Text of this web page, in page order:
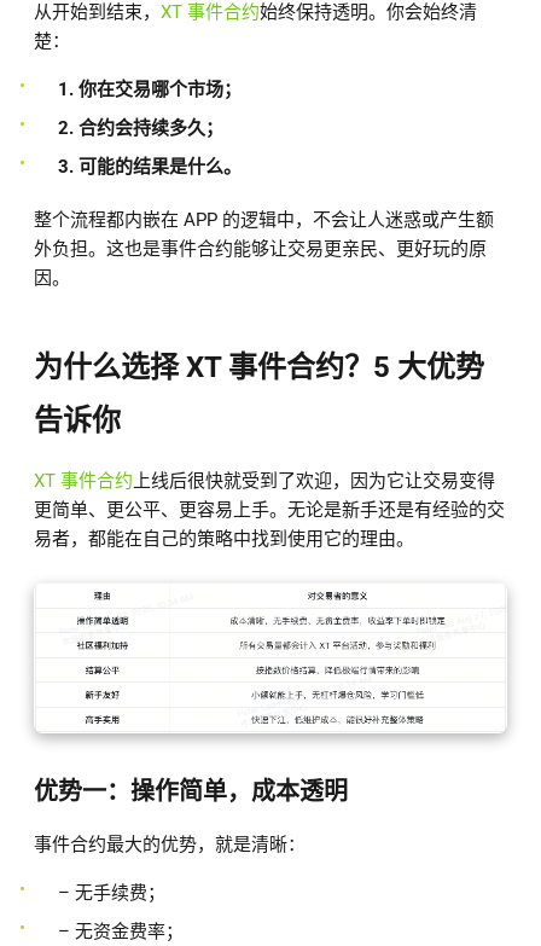
从开始到结束， XT 事件合约始终保持透明。你会始终清
楚：
1. 你在交易哪个市场；
2. 合约会持续多久；
3. 可能的结果是什么。
整个流程都内嵌在 APP 的逻辑中，不会让人迷惑或产生额
外负担。这也是事件合约能够让交易更亲民、更好玩的原
因。
为什么选择 XT 事件合约？5 大优势
告诉你
XT 事件合约上线后很快就受到了欢迎，因为它让交易变得
更简单、更公平、更容易上手。无论是新手还是有经验的交
易者，都能在自己的策略中找到使用它的理由。
优势一：操作简单，成本透明
事件合约最大的优势，就是清晰：
– 无手续费；
– 无资金费率；